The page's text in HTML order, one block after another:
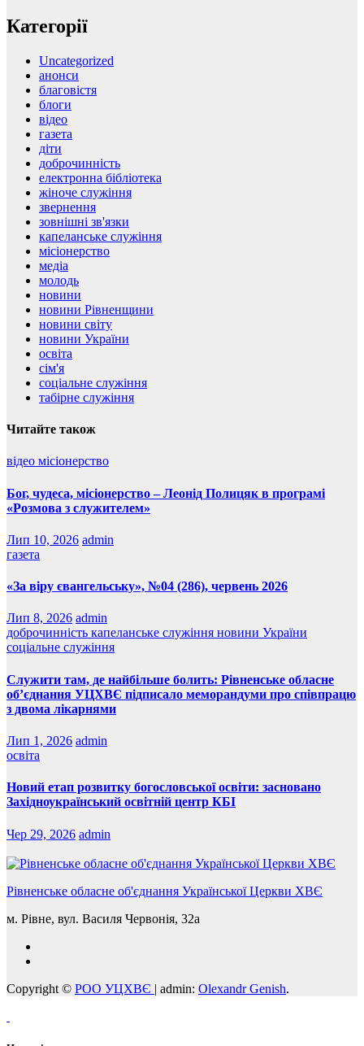
Категорії
Uncategorized
анонси
благовістя
блоги
відео
газета
діти
доброчинність
електронна бібліотека
жіноче служіння
звернення
зовнішні зв'язки
капеланське служіння
місіонерство
медіа
молодь
новини
новини Рівненщини
новини світу
новини України
освіта
сім'я
соціальне служіння
табірне служіння
Читайте також
відео місіонерство
Бог, чудеса, місіонерство – Леонід Полицяк в програмі
«Розмова з служителем»
Лип 10, 2026 admin
газета
«За віру євангельську», №04 (286), червень 2026
Лип 8, 2026 admin
доброчинність капеланське служіння новини України
соціальне служіння
Служити там, де найбільше болить: Рівненське обласне
об’єднання УЦХВЄ підписало меморандуми про співпрацю
з двома лікарнями
Лип 1, 2026 admin
освіта
Новий етап розвитку богословської освіти: засновано
Західноукраїнський освітній центр КБІ
Чер 29, 2026 admin
Рівненське обласне об'єднання Української Церкви ХВЄ
м. Рівне, вул. Василя Червонія, 32а
Copyright © РОО УЦХВЄ | admin: Olexandr Genish.